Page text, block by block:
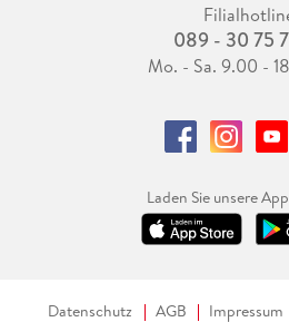
089 - 30 75
Mo. - Sa. 9.00 -
Laden Sie unsere
Datenschutz AGB Impressum